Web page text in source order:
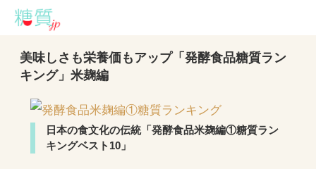
美味しさも栄養価もアップ「発酵食品糖質ラン
キング」米麹編
日本の食文化の伝統「発酵食品米麹編①糖質ラン
キングベスト10」